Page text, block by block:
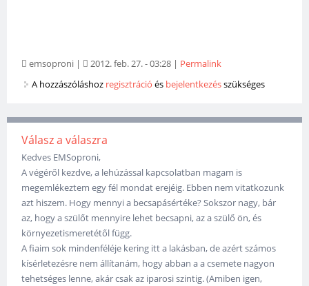
emsoproni | 2012. feb. 27. - 03:28 | Permalink
A hozzászóláshoz regisztráció és bejelentkezésszükséges
Válasz a válaszra
Kedves EMSoproni,
A végéről kezdve, a lehúzással kapcsolatban magam is
megemlékeztem egy fél mondat erejéig. Ebben nem vitatkozunk
azt hiszem. Hogy mennyi a becsapásértéke? Sokszor nagy, bár
az, hogy a szülőt mennyire lehet becsapni, az a szülő ön, és
környezetismeretétől függ.
A fiaim sok mindenféléje kering itt a lakásban, de azért számos
kísérletezésre nem állítanám, hogy abban a a csemete nagyon
tehetséges lenne, akár csak az iparosi szintig. (Amiben igen,